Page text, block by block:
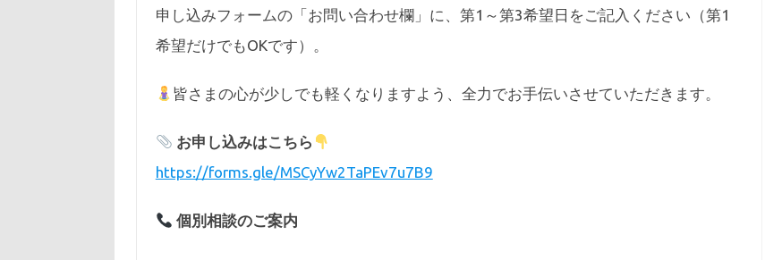
申し込みフォームの「お問い合わせ欄」に、第1～第3希望日をご記入ください（第1
希望だけでもOKです）。
皆さまの心が少しでも軽くなりますよう、全力でお手伝いさせていただきます。
お申し込みはこちら
https://forms.gle/MSCyYw2TaPEv7u7B9
個別相談のご案内